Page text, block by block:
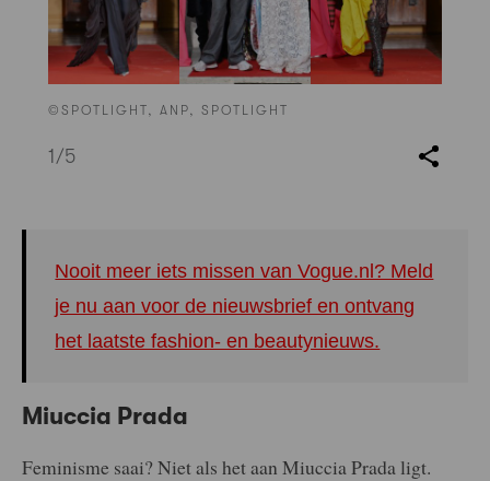
©SPOTLIGHT, ANP, SPOTLIGHT
1 /5
Nooit meer iets missen van Vogue.nl? Meld
je nu aan voor de nieuwsbrief en ontvang
het laatste fashion- en beautynieuws.
Miuccia Prada
Feminisme saai? Niet als het aan Miuccia Prada ligt.